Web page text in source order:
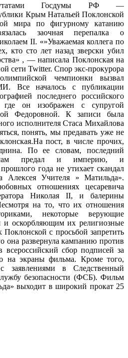
Госдумы РФ —
Крым Натальей Поклонской
мира по фигурному катанию
заочная перепалка о
II. «»Уважаемая коллега по
кто сто лет назад зверски убил
, — написала Поклонская на
сети Twitter. Спор экс-прокурора
чемпионки вызвал
Все началось с публикации
последнего российского
он изображен с супругой
Федоровной. К записи была
исполнителя Стаса Михайлова
понять, мы предавать уже не
пост, в числе прочих,
По ее словам, последний
сам предал и империю, и
года не утихает скандал
Алексея Учителя » Матильда».
отношениях цесаревича
Николая II, и балерины
на то, что их отношения
некоторые верующие
оскорбляющим их религиозные
с просьбой запретить
она развернула кампанию против
всероссийский сбор подписей за
на экраны фильма. Кроме того,
заявлениями в Следственный
безопасности (ФСБ). Фильм
выходит в широкий прокат 25